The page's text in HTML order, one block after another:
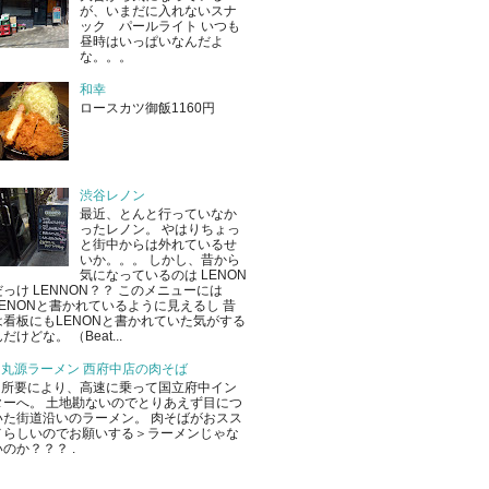
が、いまだに入れないスナ
ック パールライト いつも
昼時はいっぱいなんだよ
な。。。
和幸
ロースカツ御飯1160円
渋谷レノン
最近、とんと行っていなか
ったレノン。 やはりちょっ
と街中からは外れているせ
いか。。。 しかし、昔から
気になっているのは LENON
っけ LENNON？？ このメニューには
と書かれているように見えるし 昔
看板にもLENONと書かれていた気がする
だけどな。 （Beat...
丸源ラーメン 西府中店の肉そば
所要により、高速に乗って国立府中イン
ーへ。 土地勘ないのでとりあえず目につ
た街道沿いのラーメン。 肉そばがおスス
らしいのでお願いする＞ラーメンじゃな
か？？？ .